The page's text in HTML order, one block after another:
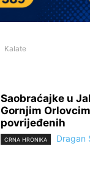
Kalate
Saobraćajke u
Gornjim
povrijeđenih
CRNA HRONIKA Dragan